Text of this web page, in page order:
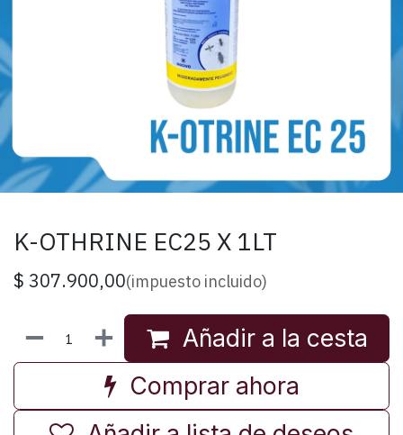
K-OTHRINE EC25 X 1LT
$ 307.900,00(impuesto incluido)
Añadir a la cesta
Comprar ahora